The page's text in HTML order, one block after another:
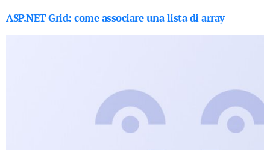
ASP.NET Grid: come associare una lista di array